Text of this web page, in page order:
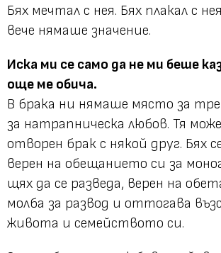
Бях мечтал с нея. Бях плакал с
вече нямаше значение.
Иска ми се само да не ми беше
още ме обича.
В брака ни нямаше място за
за натрапническа любов. Тя
отворен брак с някой друг. Бях
верен на обещанието си за
щях да се разведа, верен на
молба за развод и оттогава
живота и семейството си.